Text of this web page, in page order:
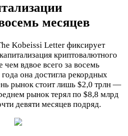
месяцев
Kobeissi Letter фиксирует
криптовалютного
чем вдвое всего за восемь
она достигла рекордных
рынок стоит лишь $2,0 трлн —
рынок терял по $8,8 млрд
девяти месяцев подряд.